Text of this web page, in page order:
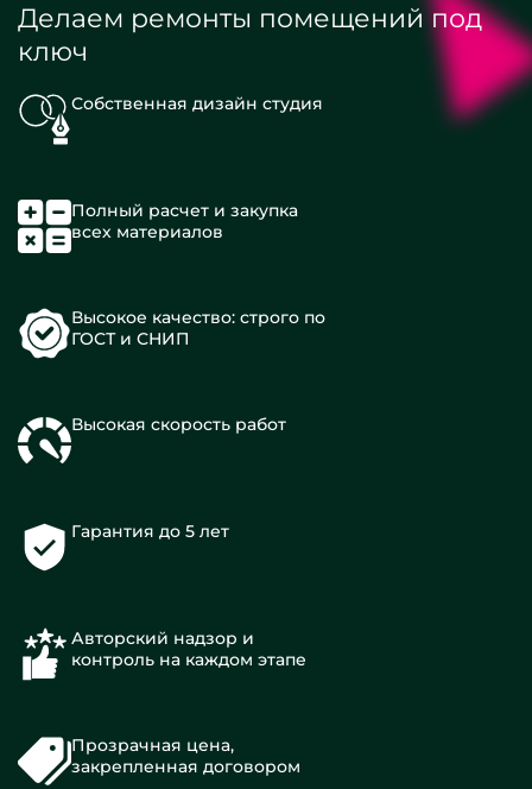
Делаем ремонты помещений под
ключ
Собственная дизайн студия
Полный расчет и закупка
всех материалов
Высокое качество: строго по
ГОСТ и СНИП
Высокая скорость работ
Гарантия до 5 лет
Авторский надзор и
контроль на каждом этапе
Прозрачная цена,
закрепленная договором